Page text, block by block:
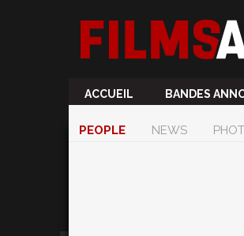
ACCUEIL BANDES
PEOPLE NEWS